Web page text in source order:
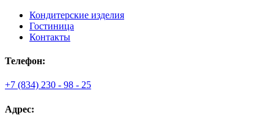
Кондитерские изделия
Гостиница
Контакты
Телефон:
+7 (834) 230 - 98 - 25
Адрес: